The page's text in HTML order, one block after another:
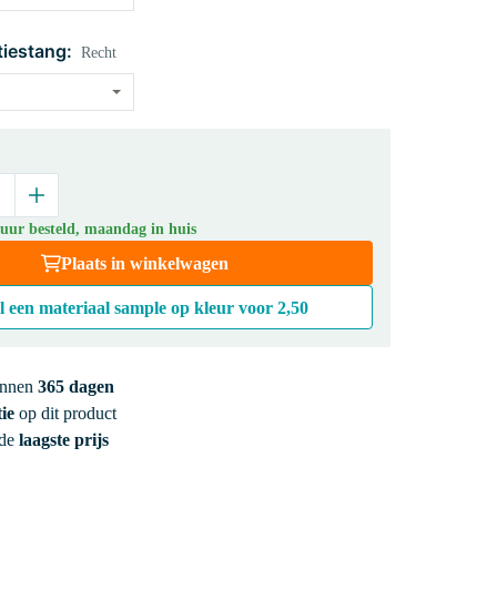
Recht
besteld, maandag in huis
Plaats in winkelwagen
een materiaal sample op kleur voor2,50
365 dagen
op dit product
laagste prijs